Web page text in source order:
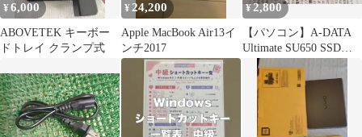
¥6,000
ABOVETEK キーボー
ドトレイ クランプ式
¥ 24,200
Apple MacBook Air13イ
ンチ2017
¥2,800
【パソコン】A-DATA
Ultimate SU650 SSD
(120GB)